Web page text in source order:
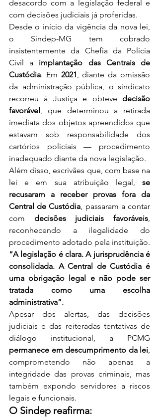
desacordo com a legislação federal e
com decisões judiciais já proferidas.
Desde o início da vigência da nova lei,
o Sindep-MG tem cobrado
insistentemente da Chefia da Polícia
Civil a implantação das Centrais de
Custódia. Em 2021, diante da omissão
da administração pública, o sindicato
recorreu à Justiça e obteve decisão
favorável, que determinou a retirada
imediata dos objetos apreendidos que
estavam sob responsabilidade dos
cartórios policiais — procedimento
inadequado diante da nova legislação.
Além disso, escrivães que, com base na
lei e em sua atribuição legal, se
recusaram a receber provas fora da
Central de Custódia, passaram a contar
com decisões judiciais favoráveis,
reconhecendo a ilegalidade do
procedimento adotado pela instituição.
“A legislação é clara. A jurisprudência é
consolidada. A Central de Custódia é
uma obrigação legal e não pode ser
tratada como uma escolha
administrativa”.
Apesar dos alertas, das decisões
judiciais e das reiteradas tentativas de
permanece em descumprimento da lei,
comprometendo não apenas a
integridade das provas criminais, mas
também expondo servidores a riscos
legais e funcionais.
O Sindep reafirma: